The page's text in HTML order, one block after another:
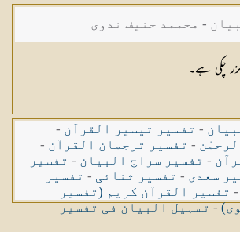
- محممد حنیف ندوی
چکی ہے۔
- تفسیر تیسیر القرآن -
- تفسیر ترجمان القرآن -
- تفسیر سراج البیان - تفسیر
سعدی - تفسیر ثنائی - تفسیر
- تفسیر القرآن کریم (تفسیر
-تسہیل البیان فی تفسیر